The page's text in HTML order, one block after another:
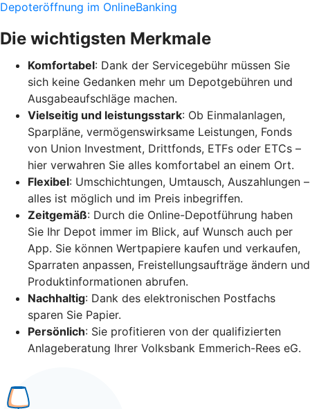
Depoteröffnung im OnlineBanking
Die wichtigsten Merkmale
Komfortabel: Dank der Servicegebühr müssen Sie
sich keine Gedanken mehr um Depotgebühren und
Ausgabeaufschläge machen.
Vielseitig und leistungsstark: Ob Einmalanlagen,
Sparpläne, vermögenswirksame Leistungen, Fonds
von Union Investment, Drittfonds, ETFs oder ETCs –
hier verwahren Sie alles komfortabel an einem Ort.
Flexibel: Umschichtungen, Umtausch, Auszahlungen –
alles ist möglich und im Preis inbegriffen.
Zeitgemäß: Durch die Online-Depotführung haben
Sie Ihr Depot immer im Blick, auf Wunsch auch per
App. Sie können Wertpapiere kaufen und verkaufen,
Sparraten anpassen, Freistellungsaufträge ändern und
Produktinformationen abrufen.
Nachhaltig: Dank des elektronischen Postfachs
sparen Sie Papier.
Persönlich: Sie profitieren von der qualifizierten
Anlageberatung Ihrer Volksbank Emmerich-Rees eG.